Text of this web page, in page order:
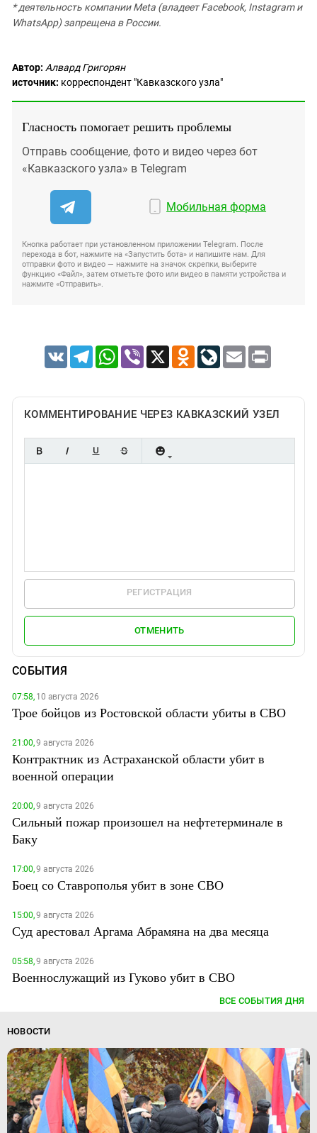
* деятельность компании Meta (владеет Facebook, Instagram и
WhatsApp) запрещена в России.
Автор: Алвард Григорян
источник: корреспондент "Кавказского узла"
Гласность помогает решить проблемы
Отправь сообщение, фото и видео через бот
«Кавказского узла» в Telegram
Мобильная форма
Кнопка работает при установленном приложении Telegram. После
перехода в бот, нажмите на «Запустить бота» и напишите нам. Для
отправки фото и видео — нажмите на значок скрепки, выберите
функцию «Файл», затем отметьте фото или видео в памяти устройства и
нажмите «Отправить».
VK TelegramWhatsApp
Viber X Odnoklassniki
LiveJournal
Email Print
КОММЕНТИРОВАНИЕ ЧЕРЕЗ КАВКАЗСКИЙ УЗЕЛ
РЕГИСТРАЦИЯ
ОТМЕНИТЬ
СОБЫТИЯ
07:58,10 августа 2026
Трое бойцов из Ростовской области убиты в СВО
21:00,9 августа 2026
Контрактник из Астраханской области убит в
военной операции
20:00,9 августа 2026
Сильный пожар произошел на нефтетерминале в
Баку
17:00,9 августа 2026
Боец со Ставрополья убит в зоне СВО
15:00,9 августа 2026
Суд арестовал Аргама Абрамяна на два месяца
05:58,9 августа 2026
Военнослужащий из Гуково убит в СВО
ВСЕ СОБЫТИЯ ДНЯ
НОВОСТИ